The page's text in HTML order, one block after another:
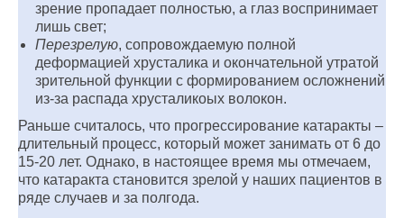
зрение пропадает полностью, а глаз воспринимает
лишь свет;
Перезрелую, сопровождаемую полной
деформацией хрусталика и окончательной утратой
зрительной функции с формированием осложнений
из-за распада хрусталикоых волокон.
Раньше считалось, что прогрессирование катаракты –
длительный процесс, который может занимать от 6 до
15-20 лет. Однако, в настоящее время мы отмечаем,
что катаракта становится зрелой у наших пациентов в
ряде случаев и за полгода.